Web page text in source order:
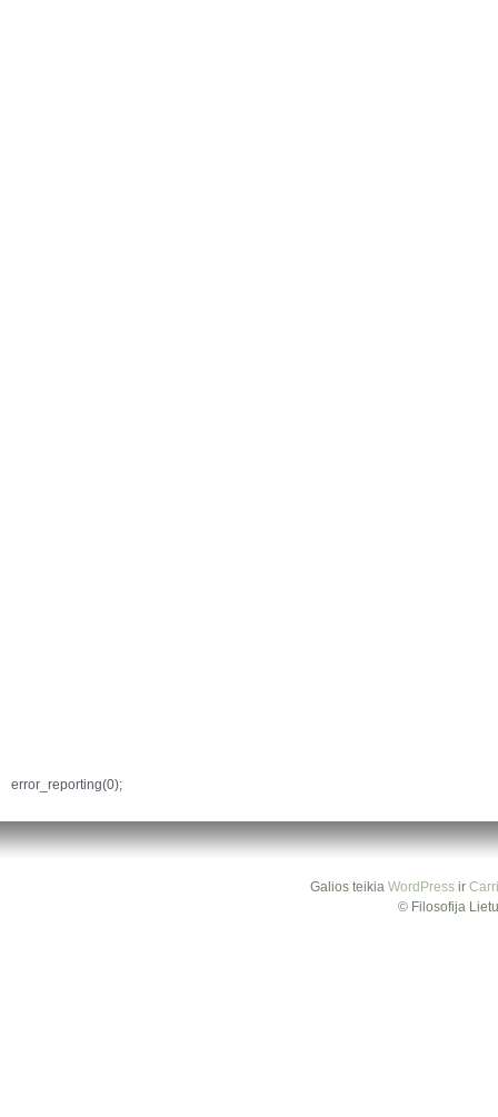
error_reporting(0);
Galios teikia WordPressir
© Filosofija